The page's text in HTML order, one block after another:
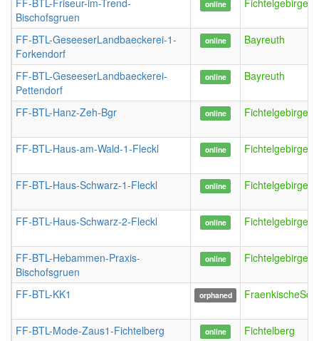
FF-BTL-Friseur-im-Trend-
Bischofsgruen
online
FF-BTL-GeseeserLandbaeckerei-1-
Forkendorf
online Bayreuth
FF-BTL-GeseeserLandbaeckerei-
Pettendorf
online Bayreuth
FF-BTL-Hanz-Zeh-Bgr online
FF-BTL-Haus-am-Wald-1-Fleckl online
FF-BTL-Haus-Schwarz-1-Fleckl online
FF-BTL-Haus-Schwarz-2-Fleckl online
FF-BTL-Hebammen-Praxis-
Bischofsgruen
online
FF-BTL-KK1 orphaned
FF-BTL-Mode-Zaus1-Fichtelberg online Fichtelberg